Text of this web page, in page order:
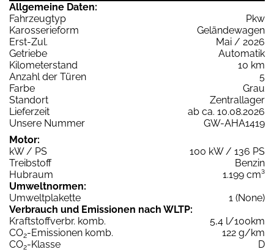
Allgemeine Daten:
Fahrzeugtyp
Pkw
Karosserieform
Geländewagen
Erst-Zul.
Mai / 2026
Getriebe
Automatik
Kilometerstand
10 km
Anzahl der Türen
5
Farbe
Grau
Standort
Zentrallager
Lieferzeit
ab ca. 10.08.2026
Unsere Nummer
GW-AHA1419
Motor:
kW / PS
100 kW / 136 PS
Treibstoff
Benzin
Hubraum
1.199 cm³
Umweltnormen:
Umweltplakette
1 (None)
Verbrauch und Emissionen nach WLTP:
Kraftstoffverbr. komb.
5,4 l/100km
CO2-Emissionen komb.
122 g/km
CO2-Klasse
D